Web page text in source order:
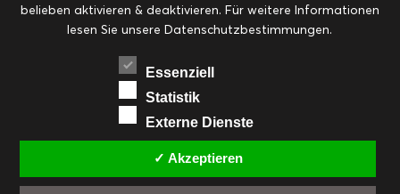
Eingemachtes Ohne Kategorie Ostern Resteküche
RezepteSaisonalSliderStartseite
Suppen, Salate & Vorspeisen
Vorspeisen, Salate & Suppen
Weihnachten Workshops & Events
belieben aktivieren & deaktivieren. Für weitere Informationen
lesen Sie unsere Datenschutzbestimmungen.
Essenziell
Statistik
Externe Dienste
✓ Akzeptieren